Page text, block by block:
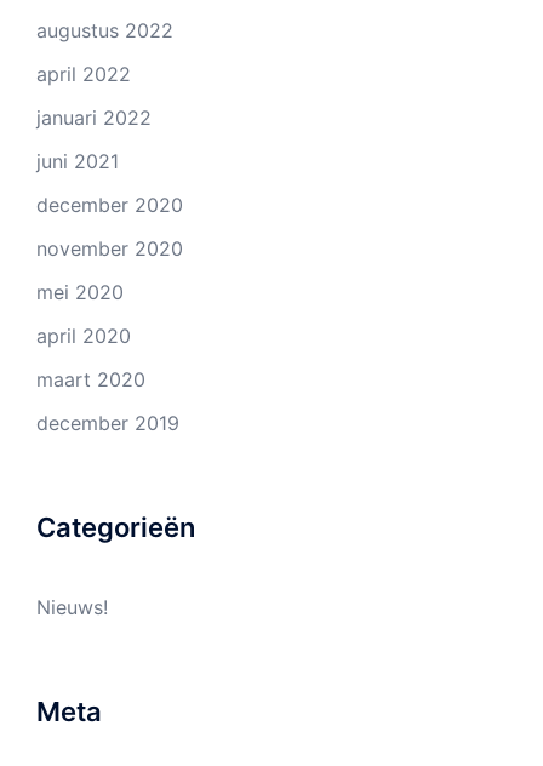
augustus 2022
april 2022
januari 2022
juni 2021
december 2020
november 2020
mei 2020
april 2020
maart 2020
december 2019
Categorieën
Nieuws!
Meta